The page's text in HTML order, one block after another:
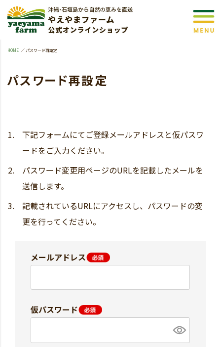
HOME パスワード再設定
パスワード再設定
下記フォームにてご登録メールアドレスと仮パスワ
ードをご入力ください。
パスワード変更用ページのURLを記載したメールを
送信します。
記載されているURLにアクセスし、パスワードの変
更を行ってください。
メールアドレス
仮パスワード